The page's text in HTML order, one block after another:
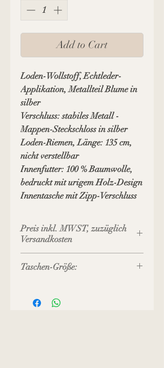
Add to Cart
Loden-Wollstoff, Echtleder-
Applikation, Metallteil Blume in
silber
Verschluss: stabiles Metall -
Mappen-Steckschloss in silber
Loden-Riemen, Länge: 135 cm,
nicht verstellbar
Innenfutter: 100 % Baumwolle,
bedruckt mit urigem Holz-Design
Innentasche mit Zipp-Verschluss
Preis inkl. MWST, zuzüglich
Versandkosten
Taschen-Größe: